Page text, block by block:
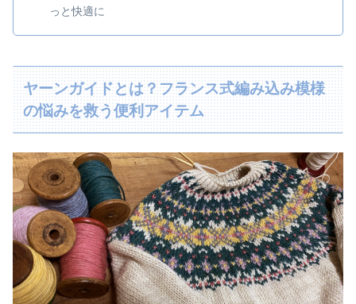
っと快適に
ヤーンガイドとは？フランス式編み込み模様
の悩みを救う便利アイテム